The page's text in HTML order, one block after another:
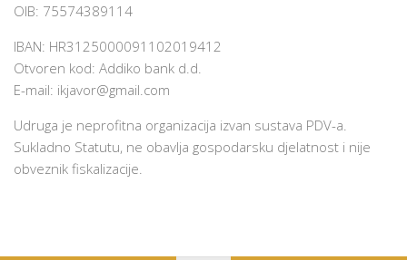
OIB: 75574389114
IBAN: HR3125000091102019412
Otvoren kod: Addiko bank d.d.
E-mail: ikjavor@gmail.com
Udruga je neprofitna organizacija izvan sustava PDV-a.
Sukladno Statutu, ne obavlja gospodarsku djelatnost i nije
obveznik fiskalizacije.